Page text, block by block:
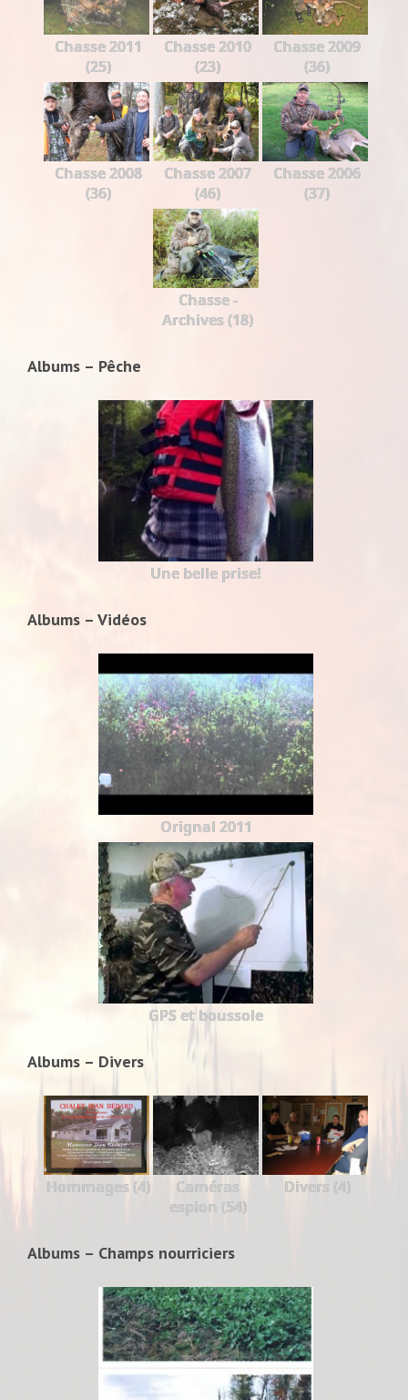
Chasse 2011
(25)
Chasse 2010
(23)
Chasse 2009
(36)
Chasse 2008
(36)
Chasse 2007
(46)
Chasse 2006
(37)
Chasse -
Archives (18)
Albums – Pêche
Une belle prise!
Albums – Vidéos
Orignal 2011
GPS et boussole
Albums – Divers
Hommages (4)
Caméras
espion (54)
Divers (4)
Albums – Champs nourriciers